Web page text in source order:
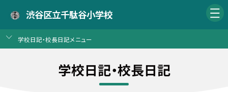
渋谷区立千駄谷小学校
学校日記・校長日記メニュー
学校日記・校長日記